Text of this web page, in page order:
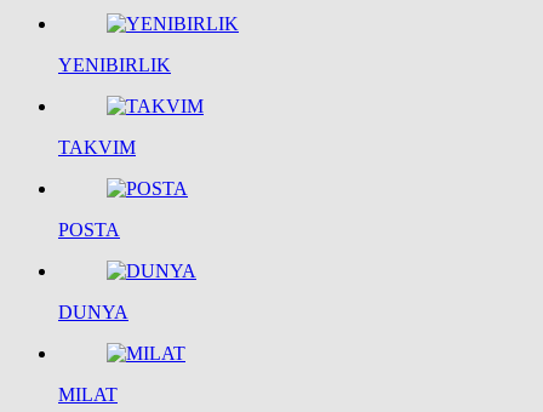
YENIBIRLIK
TAKVIM
POSTA
DUNYA
MILAT